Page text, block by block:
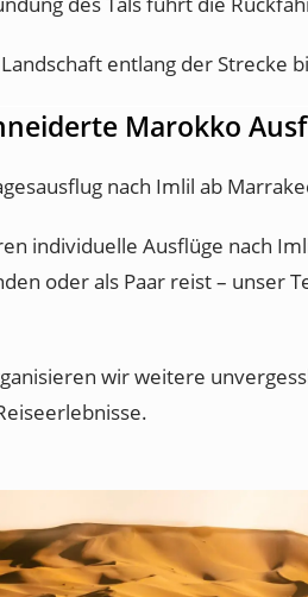
entlang der Strecke
Marokko
nach Imlil ab
individuelle Ausflüge nach
oder als Paar reist – unser
wir weitere